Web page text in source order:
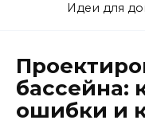
Идеи для
бассейна:
ошибки и